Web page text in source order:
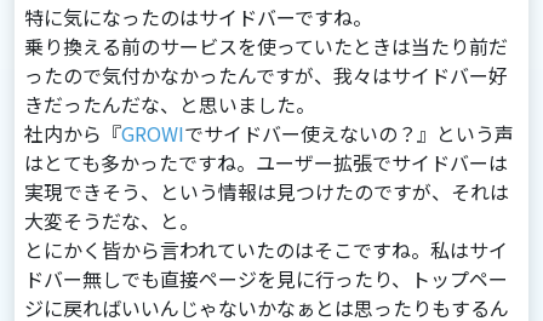
特に気になったのはサイドバーですね。
乗り換える前のサービスを使っていたときは当たり前だ
ったので気付かなかったんですが、我々はサイドバー好
きだったんだな、と思いました。
社内から『GROWIでサイドバー使えないの？』という声
はとても多かったですね。ユーザー拡張でサイドバーは
実現できそう、という情報は⾒つけたのですが、それは
⼤変そうだな、と。
とにかく皆から⾔われていたのはそこですね。私はサイ
ドバー無しでも直接ページを⾒に⾏ったり、トップペー
ジに戻ればいいんじゃないかなぁとは思ったりもするん